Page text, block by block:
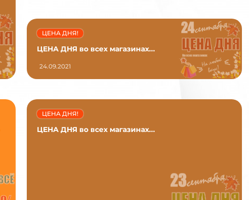
ЦЕНА ДНЯ во всех магазинах...
ЦЕНА ДНЯ!
24.09.2021
ЦЕНА ДНЯ во всех магазинах...
ЦЕНА ДНЯ!